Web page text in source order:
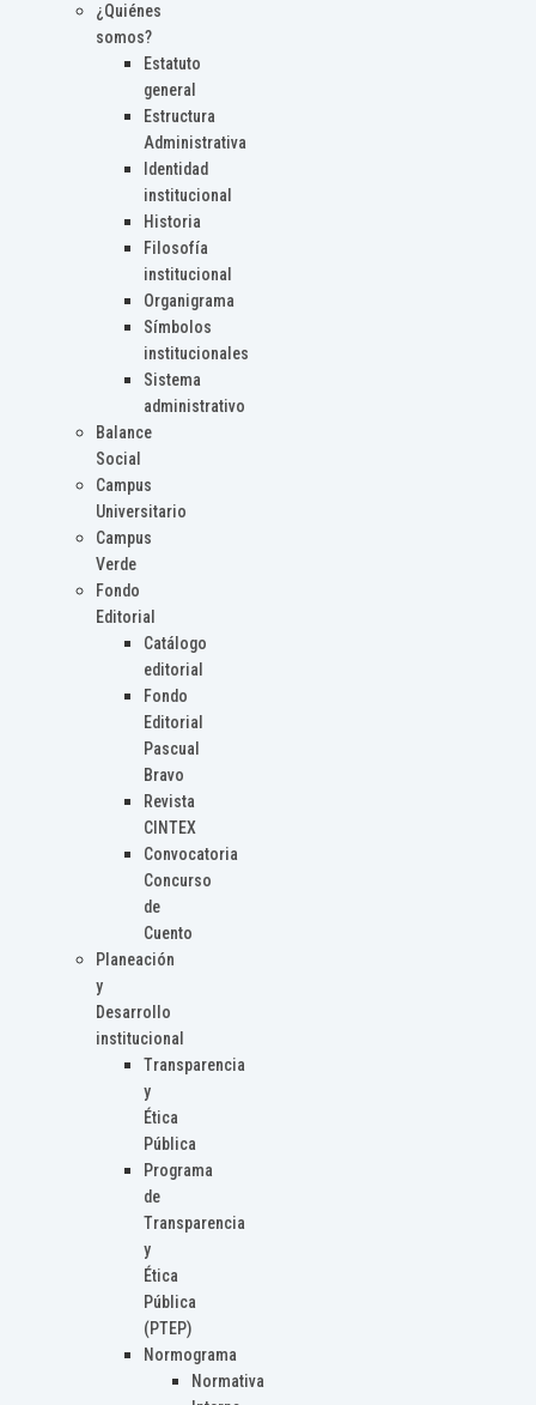
¿Quiénes
somos?
Estatuto
general
Estructura
Administrativa
Identidad
institucional
Historia
Filosofía
institucional
Organigrama
Símbolos
institucionales
Sistema
administrativo
Balance
Social
Campus
Universitario
Campus
Verde
Fondo
Editorial
Catálogo
editorial
Fondo
Editorial
Pascual
Bravo
Revista
CINTEX
Convocatoria
Concurso
de
Cuento
Planeación
y
Desarrollo
institucional
Transparencia
y
Ética
Pública
Programa
de
Transparencia
y
Ética
Pública
(PTEP)
Normograma
Normativa